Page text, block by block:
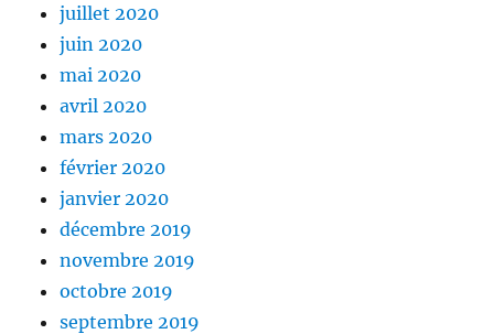
juillet 2020
juin 2020
mai 2020
avril 2020
mars 2020
février 2020
janvier 2020
décembre 2019
novembre 2019
octobre 2019
septembre 2019